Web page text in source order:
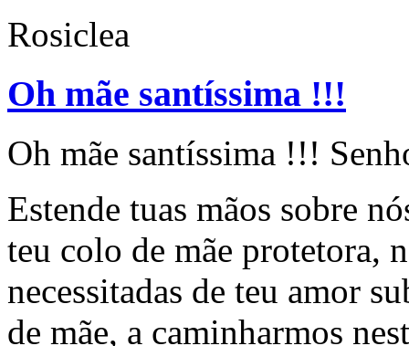
Rosiclea
Oh mãe santíssima !!!
Oh mãe santíssima !!!
Estende tuas mãos sobre
teu colo de mãe protetora,
necessitadas de teu amor
de mãe, a caminharmos